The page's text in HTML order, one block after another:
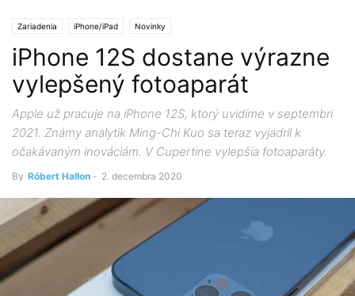
Zariadenia iPhone/iPad Novinky
iPhone 12S dostane výrazne
vylepšený fotoaparát
Apple už pracuje na iPhone 12S, ktorý uvidíme v septembri
2021. Známy analytik Ming-Chi Kuo sa teraz vyjadril k
očakávaným inováciám. V Cupertine vylepšia fotoaparáty.
By Róbert Hallon - 2. decembra 2020